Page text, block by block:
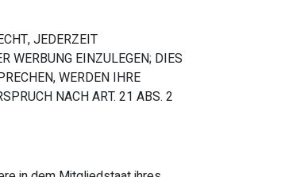
JEDERZEIT
WERBUNG EINZULEGEN; DIES
WERDEN IHRE
NACH ART. 21 ABS. 2